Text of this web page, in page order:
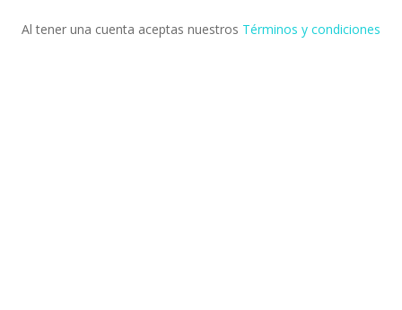
Al tener una cuenta aceptas nuestros Términos y condiciones